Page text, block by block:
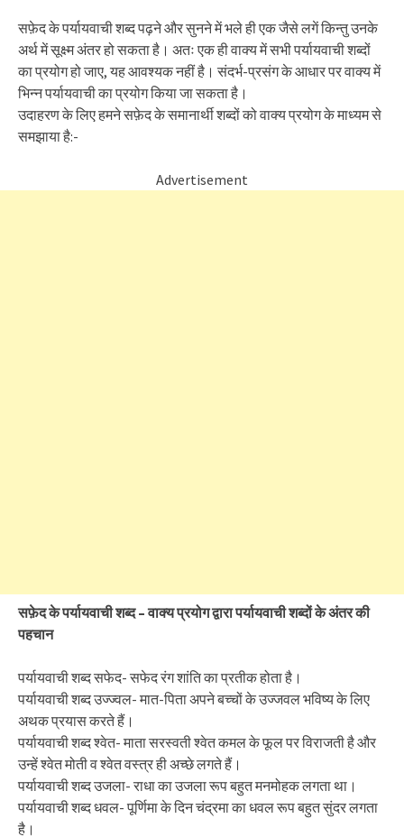
सफ़ेद के पर्यायवाची शब्द पढ़ने और सुनने में भले ही एक जैसे लगें किन्तु उनके
अर्थ में सूक्ष्म अंतर हो सकता है। अतः एक ही वाक्य में सभी पर्यायवाची शब्दों
का प्रयोग हो जाए, यह आवश्यक नहीं है। संदर्भ-प्रसंग के आधार पर वाक्य में
भिन्न पर्यायवाची का प्रयोग किया जा सकता है।
उदाहरण के लिए हमने सफ़ेद के समानार्थी शब्दों को वाक्य प्रयोग के माध्यम से
समझाया है:-
Advertisement
सफ़ेद के पर्यायवाची शब्द – वाक्य प्रयोग द्वारा पर्यायवाची शब्दों के अंतर की
पहचान
पर्यायवाची शब्द सफेद- सफेद रंग शांति का प्रतीक होता है।
पर्यायवाची शब्द उज्ज्वल- मात-पिता अपने बच्चों के उज्जवल भविष्य के लिए
अथक प्रयास करते हैं।
पर्यायवाची शब्द श्वेत- माता सरस्वती श्वेत कमल के फूल पर विराजती है और
उन्हें श्वेत मोती व श्वेत वस्त्र ही अच्छे लगते हैं।
पर्यायवाची शब्द उजला- राधा का उजला रूप बहुत मनमोहक लगता था।
पर्यायवाची शब्द धवल- पूर्णिमा के दिन चंद्रमा का धवल रूप बहुत सुंदर लगता
है।